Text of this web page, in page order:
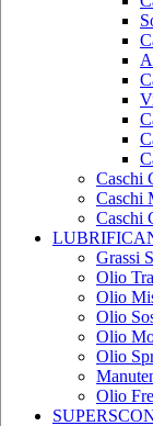
Caschi
Caschi
Caschi
Grassi
Olio
Olio
Olio
Olio
Olio
Olio